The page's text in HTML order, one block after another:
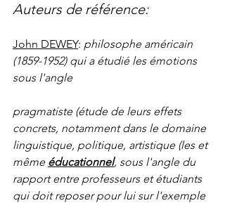
Auteurs de référence:
John DEWEY: philosophe américain
(1859-1952) qui a étudié les émotions
sous l'angle
pragmatiste (étude de leurs effets
concrets, notamment dans le domaine
linguistique, politique, artistique (les et
même éducationnel, sous l'angle du
rapport entre professeurs et étudiants
qui doit reposer pour lui sur l'exemple